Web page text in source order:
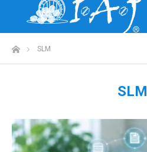
ホームSLM
SLM